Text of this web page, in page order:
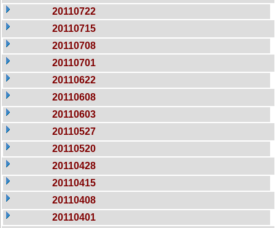
20110722
20110715
20110708
20110701
20110622
20110608
20110603
20110527
20110520
20110428
20110415
20110408
20110401